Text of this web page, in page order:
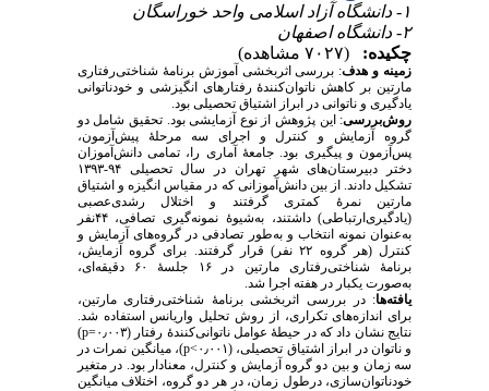
۱- دانشگاه آزاد اسلامی واحد خوراسگان
۲- دانشگاه اصفهان
چکیده:
(۷۰۲۷ مشاهده)
زمینه و هدف: بررسی اثربخشی آموزش برنامهٔ شناختی‌رفتاری
مارتین بر کاهش ناتوان‌کنندهٔ رفتارهای انگیزشی و خودناتوانی
یادگیری و ناتوانی در ابراز اشتیاق تحصیلی بود.
روش‌بررسی: این پژوهش از نوع آزمایشی بود. تحقیق شامل دو
گروه آزمایش و کنترل و اجرای سه مرحلهٔ پیش‌آزمون،
پس‌آزمون و پیگیری بود. جامعهٔ آماری را، تمامی دانش‌آموزان
دختر دبیرستان‌های شهر تهران در سال تحصیلی ۹۴-۱۳۹۳
تشکیل دادند. از بین دانش‌آموزانی که در مقیاس انگیزه و اشتیاق
مارتین نمرهٔ کمتری گرفتند و اختلال رشدی‌عصبی
(یادگیری‌ارتباطی) داشتند، به‌شیوهٔ نمونه‌گیری تصافی، ۴۴نفر
به‌عنوان نمونه انتخاب و به‌طور تصادفی در گروه‌های آزمایش و
کنترل (هر گروه ۲۲ نفر) قرار گرفتند. برای گروه آزمایش،
برنامهٔ شناختی‌رفتاری مارتین در ۱۶ جلسهٔ ۶۰ دقیقه‌ای،
به‌صورت یکبار در هفته اجرا شد.
یافته‌ها: در بررسی اثربخشی برنامهٔ شناختی‌رفتاری مارتین،
برای اندازه‌های تکراری، از روش تحلیل واریانس استفاده شد.
نتایج نشان داد که در حیطهٔ عوامل ناتوانی‌کنندهٔ رفتار (۰٫۰۰۳=p)
و ناتوان در ابراز اشتیاق تحصیلی، (۰٫۰۰۱>p)، میانگین نمرات در
سه زمان و بین دو گروه آزمایش و کنترل، معنادار بود. در متغیر
خودناتوان‌سازی، درطول زمان، در هر دو گروه، اختلاف میانگین